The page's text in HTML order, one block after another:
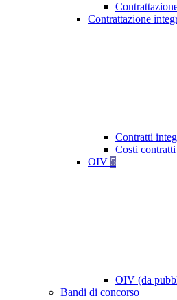
Contrattazione
Contratti
Costi
OIV 5
OIV (da
Bandi di concorso